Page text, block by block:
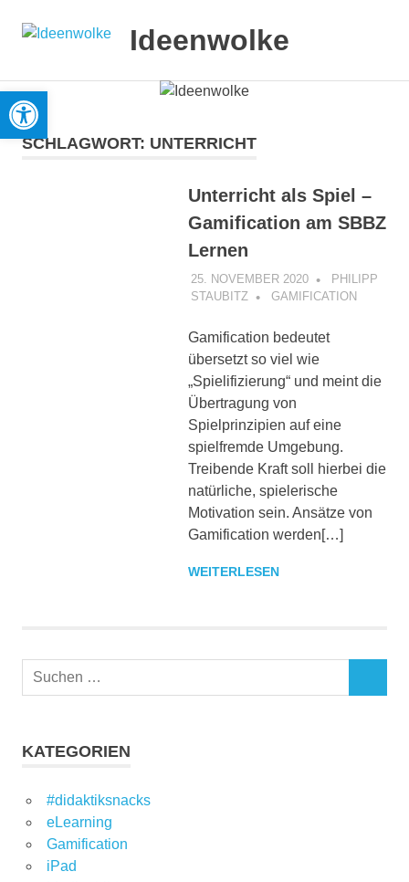
Inhalt
Ideenwolke
SCHLAGWORT: UNTERRICHT
Unterricht als Spiel –
Gamification am SBBZ
Lernen
25. NOVEMBER 2020
PHILIPP
STAUBITZ
GAMIFICATION
Gamification bedeutet
übersetzt so viel wie
„Spielifizierung“ und meint die
Übertragung von
Spielprinzipien auf eine
spielfremde Umgebung.
Treibende Kraft soll hierbei die
natürliche, spielerische
Motivation sein. Ansätze von
Gamification werden[…]
WEITERLESEN
Suchen
KATEGORIEN
#didaktiksnacks
eLearning
Gamification
iPad
Werkzeugleiste öffnen